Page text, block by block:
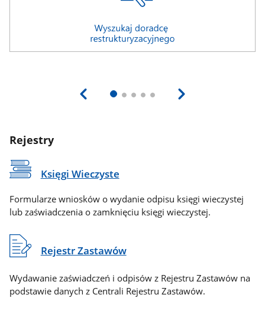
Rejestry
Księgi Wieczyste
Formularze wniosków o wydanie odpisu księgi wieczystej
lub zaświadczenia o zamknięciu księgi wieczystej.
Rejestr Zastawów
Wydawanie zaświadczeń i odpisów z Rejestru Zastawów na
podstawie danych z Centrali Rejestru Zastawów.